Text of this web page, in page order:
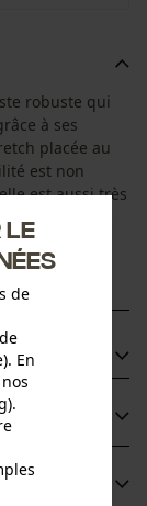
robuste qui
à ses
placée au
est non
est aussi très
vous
PSS assure un
et
accrue
avec
le
de
En